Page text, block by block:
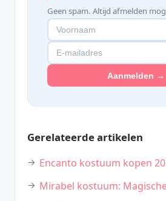
Geen spam. Altijd afmelden
Aanmelden →
Gerelateerde artikelen
Encanto kostuum kopen
Mirabel kostuum: